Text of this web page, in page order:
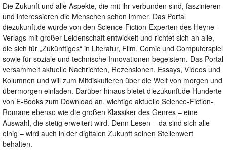
Die Zukunft und alle Aspekte, die mit ihr verbunden sind, faszinieren
und interessieren die Menschen schon immer. Das Portal
diezukunft.de wurde von den Science-Fiction-Experten des Heyne-
Verlags mit großer Leidenschaft entwickelt und richtet sich an alle,
die sich für „Zukünftiges“ in Literatur, Film, Comic und Computerspiel
sowie für soziale und technische Innovationen begeistern. Das Portal
versammelt aktuelle Nachrichten, Rezensionen, Essays, Videos und
Kolumnen und will zum Mitdiskutieren über die Welt von morgen und
übermorgen einladen. Darüber hinaus bietet diezukunft.de Hunderte
von E-Books zum Download an, wichtige aktuelle Science-Fiction-
Romane ebenso wie die großen Klassiker des Genres – eine
Auswahl, die stetig erweitert wird. Denn Lesen – da sind sich alle
einig – wird auch in der digitalen Zukunft seinen Stellenwert
behalten.